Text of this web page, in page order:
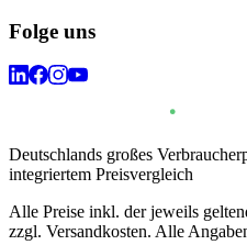
Folge uns
Deutschlands großes
integriertem Preisvergleich
Alle Preise inkl. der jeweils
zzgl. Versandkosten. Alle